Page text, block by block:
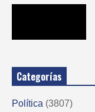
Categorías
Política (3807)